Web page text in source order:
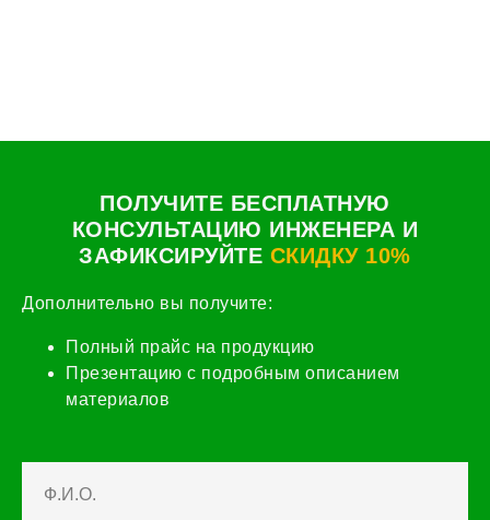
ПОЛУЧИТЕ БЕСПЛАТНУЮ
КОНСУЛЬТАЦИЮ ИНЖЕНЕРА И
ЗАФИКСИРУЙТЕ СКИДКУ 10%
Дополнительно вы получите:
Полный прайс на продукцию
Презентацию с подробным описанием
материалов